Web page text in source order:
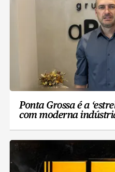
Ponta Grossa é a
com moderna